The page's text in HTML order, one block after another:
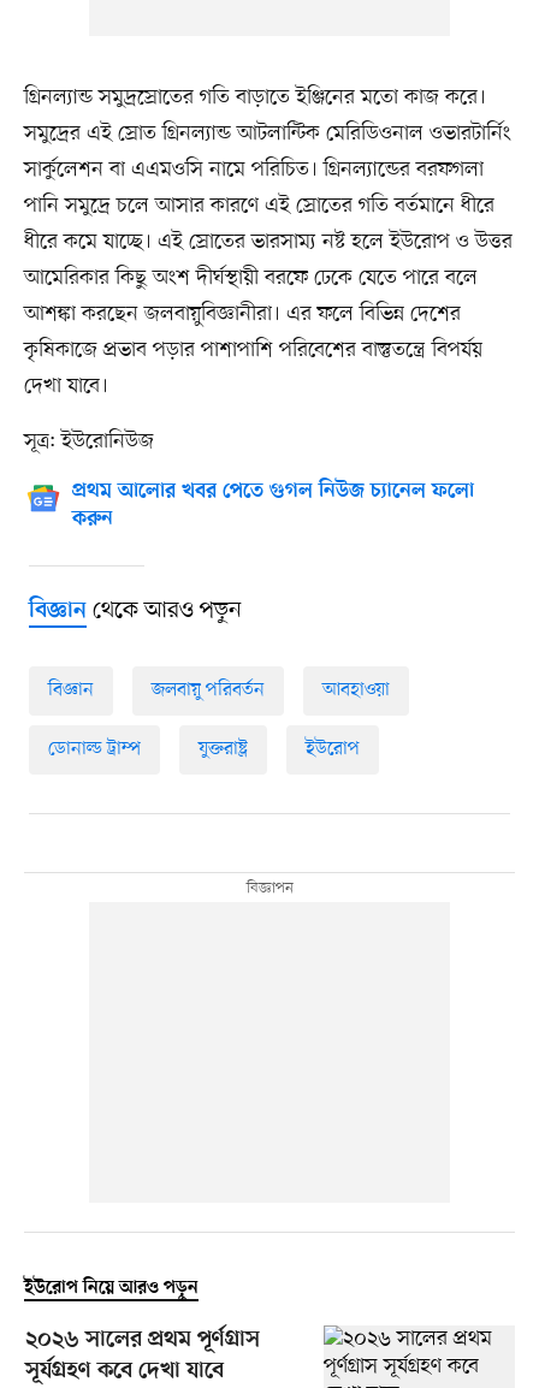
গ্রিনল্যান্ড সমুদ্রস্রোতের গতি বাড়াতে ইঞ্জিনের মতো কাজ করে।
সমুদ্রের এই স্রোত গ্রিনল্যান্ড আটলান্টিক মেরিডিওনাল ওভারটার্নিং
সার্কুলেশন বা এএমওসি নামে পরিচিত। গ্রিনল্যান্ডের বরফগলা
পানি সমুদ্রে চলে আসার কারণে এই স্রোতের গতি বর্তমানে ধীরে
ধীরে কমে যাচ্ছে। এই স্রোতের ভারসাম্য নষ্ট হলে ইউরোপ ও উত্তর
আমেরিকার কিছু অংশ দীর্ঘস্থায়ী বরফে ঢেকে যেতে পারে বলে
আশঙ্কা করছেন জলবায়ুবিজ্ঞানীরা। এর ফলে বিভিন্ন দেশের
কৃষিকাজে প্রভাব পড়ার পাশাপাশি পরিবেশের বাস্তুতন্ত্রে বিপর্যয়
দেখা যাবে।
সূত্র: ইউরোনিউজ
প্রথম আলোর খবর পেতে গুগল নিউজ চ্যানেল ফলো
করুন
বিজ্ঞানথেকে আরও পড়ুন
বিজ্ঞান জলবায়ু পরিবর্তন আবহাওয়া
ডোনাল্ড ট্রাম্প যুক্তরাষ্ট্র ইউরোপ
ইউরোপ নিয়ে আরও পড়ুন
২০২৬ সালের প্রথম পূর্ণগ্রাস
সূর্যগ্রহণ কবে দেখা যাবে